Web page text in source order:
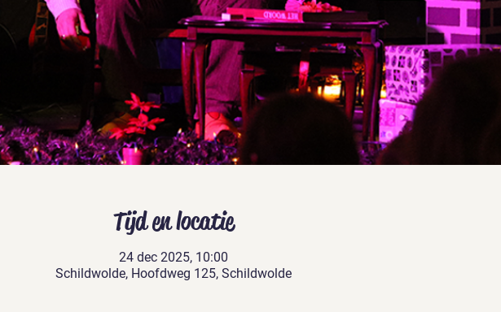
Tijd en locatie
24 dec 2025, 10:00
Schildwolde, Hoofdweg 125, Schildwolde